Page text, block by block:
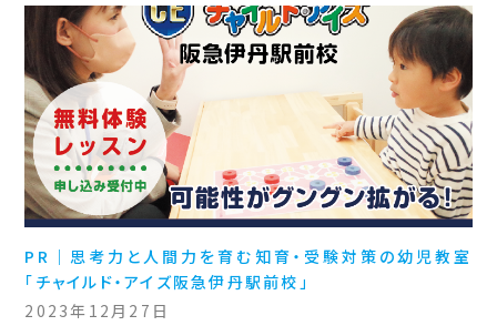
PR｜思考力と人間力を育む知育・受験対策の幼児教室
「チャイルド・アイズ阪急伊丹駅前校」
2023年12月27日